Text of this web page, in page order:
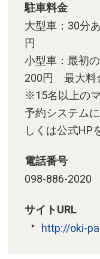
駐車料金
大型車：30分
円
小型車：最初
200円 最大料
※15名以上の
予約システム
しくは公式HP
電話番号
098-886-2020
サイトURL
http://oki-